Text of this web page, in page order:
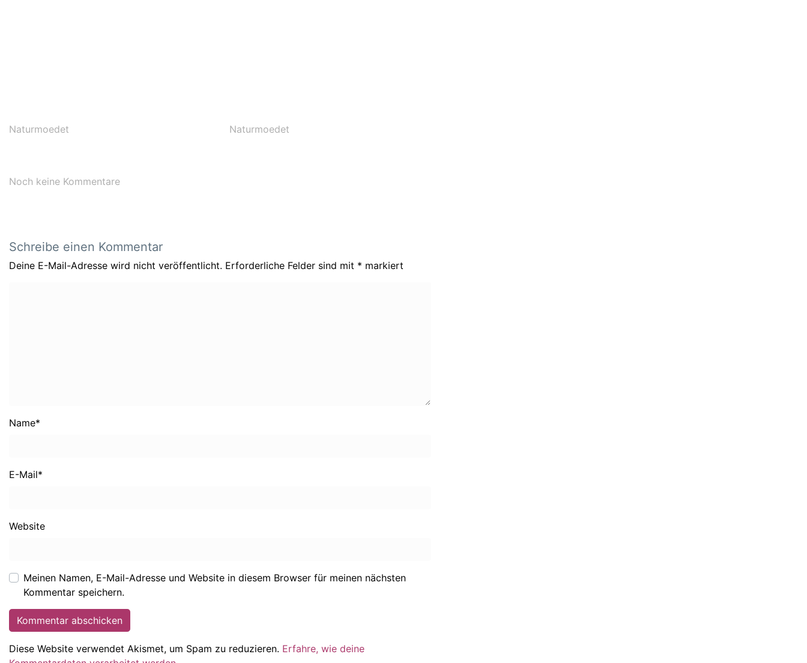
Naturmoedet Naturmoedet
Noch keine Kommentare
Schreibe einen Kommentar
Deine E-Mail-Adresse wird nicht veröffentlicht. Erforderliche Felder sind mit * markiert
Name*
E-Mail*
Website
Meinen Namen, E-Mail-Adresse und Website in diesem Browser für meinen nächsten
Kommentar speichern.
Diese Website verwendet Akismet, um Spam zu reduzieren. Erfahre, wie deine